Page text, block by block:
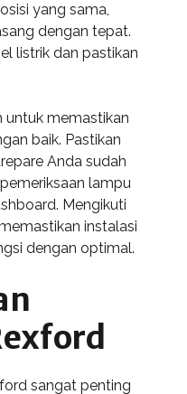
yang sama,
dengan tepat.
listrik dan pastikan
untuk memastikan
baik. Pastikan
Anda sudah
lampu
Mengikuti
instalasi
dengan optimal.
sangat penting